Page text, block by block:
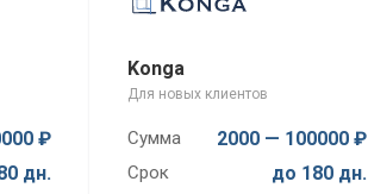
₽
дн.
Konga
Для новых клиентов
Сумма 2000 — 100000 ₽
Срок до 180 дн.